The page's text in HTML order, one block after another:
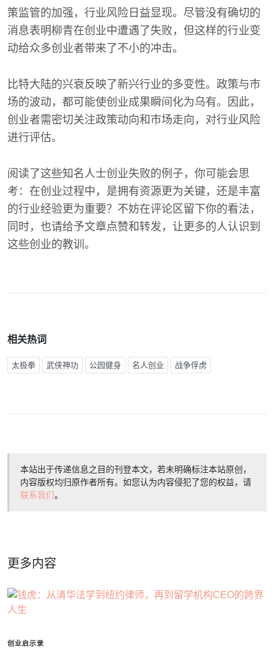
策监管的加强，行业风险日益显现。尽管没有确切的
消息表明柳青在创业中遭遇了失败，但这样的行业变
动给众多创业者带来了不小的冲击。
比特大陆的兴衰反映了新兴行业的多变性。政策与市
场的波动，都可能使创业成果瞬间化为乌有。因此，
创业者需密切关注政策动向和市场走向，对行业风险
进行评估。
阅读了这些知名人士创业失败的例子，你可能会思
考：在创业过程中，是拥有资源更为关键，还是丰富
的行业经验更为重要？不妨在评论区留下你的看法，
同时，也请给予文章点赞和转发，让更多的人认识到
这些创业的教训。
相关热词
太极拳 武侠神功 公园健身 名人创业 战争俘虏
本站出于传递信息之目的刊登本文，若未明确标注本站原创，
内容版权均归原作者所有。如您认为内容侵犯了您的权益，请
联系我们。
更多内容
创业启示录